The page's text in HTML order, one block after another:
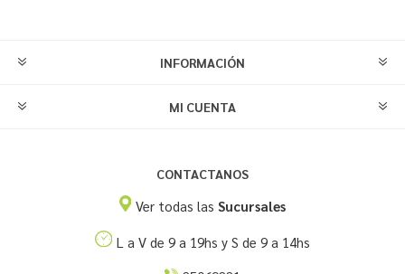
INFORMACIÓN
MI CUENTA
CONTACTANOS
Ver todas las Sucursales
L a V de 9 a 19hs y S de 9 a 14hs